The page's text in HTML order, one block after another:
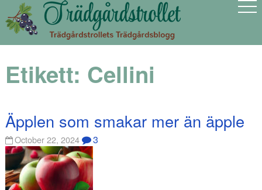
Etikett: Cellini
Äpplen som smakar mer än äpple
October 22, 2024 3